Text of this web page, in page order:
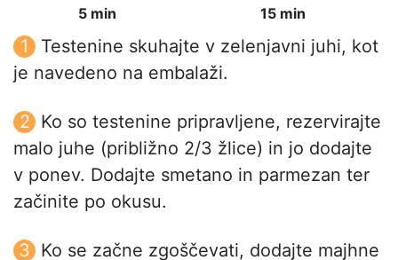
5 min
15 min
Testenine skuhajte v zelenjavni juhi, kot
je navedeno na embalaži.
Ko so testenine pripravljene, rezervirajte
malo juhe (približno 2/3 žlice) in jo dodajte
v ponev. Dodajte smetano in parmezan ter
začinite po okusu.
Ko se začne zgoščevati, dodajte majhne